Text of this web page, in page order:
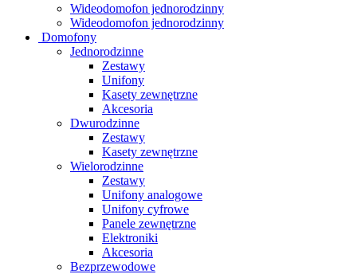
Wideodomofon jednorodzinny
Wideodomofon jednorodzinny
Domofony
Jednorodzinne
Zestawy
Unifony
Kasety zewnętrzne
Akcesoria
Dwurodzinne
Zestawy
Kasety zewnętrzne
Wielorodzinne
Zestawy
Unifony analogowe
Unifony cyfrowe
Panele zewnętrzne
Elektroniki
Akcesoria
Bezprzewodowe